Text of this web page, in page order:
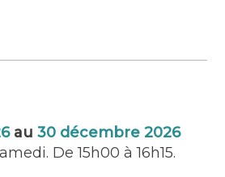
traditions
authentiques vous
hors des sentiers battus
Groix, ainsi qu’une chapelle
conviviale pour
au30 décembre 2026
De 15h00 à 16h15.